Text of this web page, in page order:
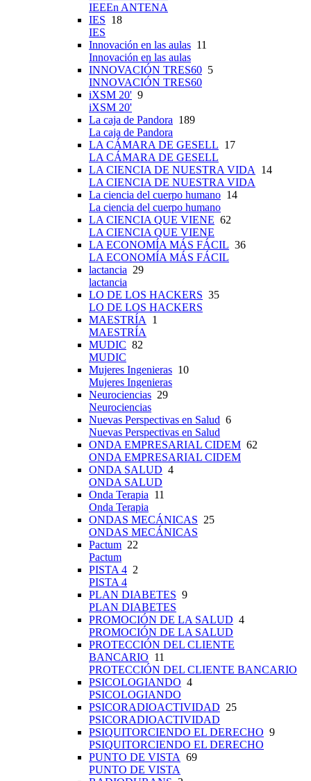
IEEEn ANTENA
IES 18
IES
Innovación en las aulas 11
Innovación en las aulas
INNOVACIÓN TRES60 5
INNOVACIÓN TRES60
iXSM 20' 9
iXSM 20'
La caja de Pandora 189
La caja de Pandora
LA CÁMARA DE GESELL 17
LA CÁMARA DE GESELL
LA CIENCIA DE NUESTRA VIDA 14
LA CIENCIA DE NUESTRA VIDA
La ciencia del cuerpo humano 14
La ciencia del cuerpo humano
LA CIENCIA QUE VIENE 62
LA CIENCIA QUE VIENE
LA ECONOMÍA MÁS FÁCIL 36
LA ECONOMÍA MÁS FÁCIL
lactancia 29
lactancia
LO DE LOS HACKERS 35
LO DE LOS HACKERS
MAESTRÍA 1
MAESTRÍA
MUDIC 82
MUDIC
Mujeres Ingenieras 10
Mujeres Ingenieras
Neurociencias 29
Neurociencias
Nuevas Perspectivas en Salud 6
Nuevas Perspectivas en Salud
ONDA EMPRESARIAL CIDEM 62
ONDA EMPRESARIAL CIDEM
ONDA SALUD 4
ONDA SALUD
Onda Terapia 11
Onda Terapia
ONDAS MECÁNICAS 25
ONDAS MECÁNICAS
Pactum 22
Pactum
PISTA 4 2
PISTA 4
PLAN DIABETES 9
PLAN DIABETES
PROMOCIÓN DE LA SALUD 4
PROMOCIÓN DE LA SALUD
PROTECCIÓN DEL CLIENTE
BANCARIO 11
PROTECCIÓN DEL CLIENTE BANCARIO
PSICOLOGIANDO 4
PSICOLOGIANDO
PSICORADIOACTIVIDAD 25
PSICORADIOACTIVIDAD
PSIQUITORCIENDO EL DERECHO 9
PSIQUITORCIENDO EL DERECHO
PUNTO DE VISTA 69
PUNTO DE VISTA